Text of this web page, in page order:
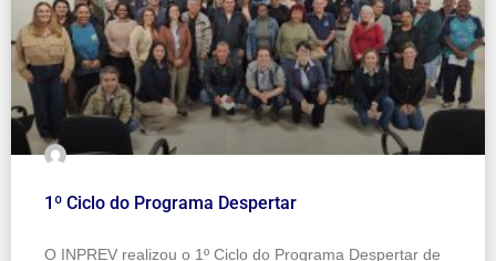
1º Ciclo do Programa Despertar
O INPREV realizou o 1º Ciclo do Programa Despertar de